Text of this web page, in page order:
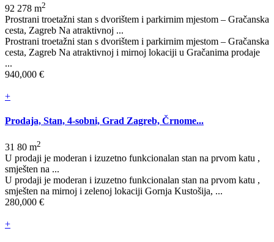
92 278 m2
Prostrani troetažni stan s dvorištem i parkirnim mjestom – Gračanska
cesta, Zagreb Na atraktivnoj ...
Prostrani troetažni stan s dvorištem i parkirnim mjestom – Gračanska
cesta, Zagreb Na atraktivnoj i mirnoj lokaciji u Gračanima prodaje
...
940,000 €
+
Prodaja, Stan, 4-sobni, Grad Zagreb, Črnome...
31 80 m2
U prodaji je moderan i izuzetno funkcionalan stan na prvom katu ,
smješten na ...
U prodaji je moderan i izuzetno funkcionalan stan na prvom katu ,
smješten na mirnoj i zelenoj lokaciji Gornja Kustošija, ...
280,000 €
+